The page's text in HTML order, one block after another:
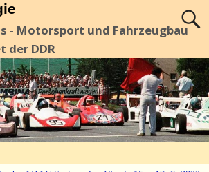
- Motorsport und Fahrzeugbau
der DDR